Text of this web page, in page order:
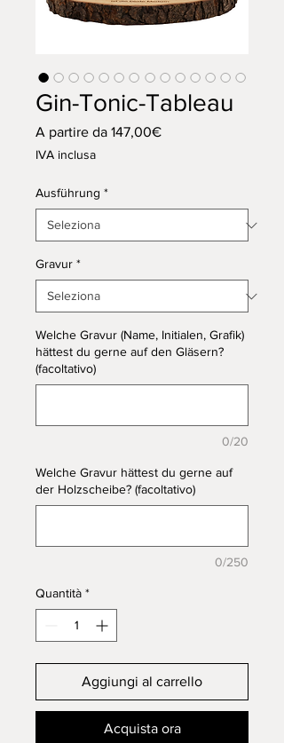
Gin-Tonic-Tableau
A partire da 147,00€Prezzo
IVA inclusa
Ausführung *
Gravur *
Welche Gravur (Name, Initialen, Grafik)
hättest du gerne auf den Gläsern?
(facoltativo)
0/20
Welche Gravur hättest du gerne auf
der Holzscheibe? (facoltativo)
0/250
Quantità *
Aggiungi al carrello
Acquista ora